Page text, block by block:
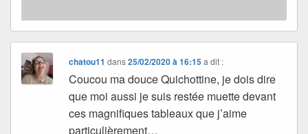
chatou11 dans25/02/2020 à 16:15 a dit :
Coucou ma douce Quichottine, je dois dire
que moi aussi je suis restée muette devant
ces magnifiques tableaux que j’aime
particulièrement…